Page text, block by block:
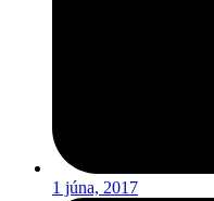
1 júna, 2017